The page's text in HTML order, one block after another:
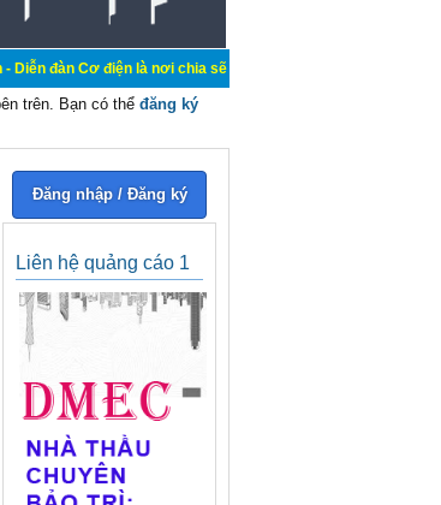
điện là nơi chia sẽ kiến thức kinh nghiệm trong lãnh vực
trên. Bạn có thể đăng ký
Đăng nhập / Đăng ký
Liên hệ quảng cáo 1